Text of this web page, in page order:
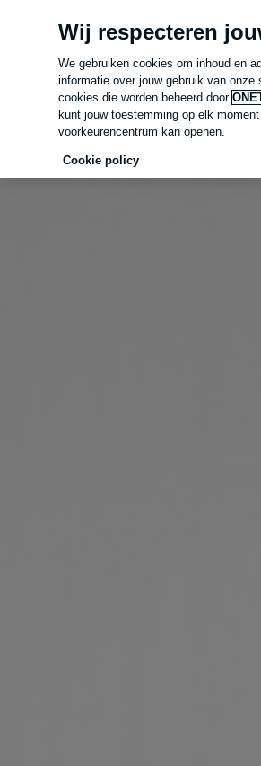
Voor particulierenVoor
Wij respecteren
We gebruiken cookies om inhoud en
informatie over jouw gebruik van
cookies die worden beheerd door
kunt jouw toestemming op elk
voorkeurencentrum kan openen.
Cookie policy